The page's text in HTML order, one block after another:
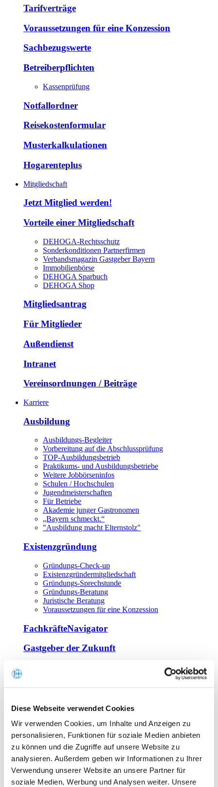
Diese Webseite verwendet Cookies
Wir verwenden Cookies, um Inhalte und Anzeigen zu
personalisieren, Funktionen für soziale Medien anbieten
zu können und die Zugriffe auf unsere Website zu
analysieren. Außerdem geben wir Informationen zu Ihrer
Verwendung unserer Website an unsere Partner für
soziale Medien, Werbung und Analysen weiter. Unsere
Tarifverträge
Voraussetzungen für eine Konzession
Sachbezugswerte
Betreiberpflichten
Kassenprüfung
Notfallordner
Reisekostenformular
Musterkalkulationen
Hogarenteplus
Mitgliedschaft
Jetzt Mitglied werden!
Vorteile einer Mitgliedschaft
DEHOGA-Rechtsschutz
Sonderkonditionen Partnerfirmen
Verbandsmagazin Gastgeber Bayern
Immobilienbörse
DEHOGA Sparbuch
DEHOGA Shop
Mitgliedsantrag
Für Mitglieder
Außendienst
Intranet
Vereinsordnungen / Beiträge
Karriere
Ausbildung
Ausbildungs-Begleiter
Vorbereitung auf die Abschlussprüfung
TOP-Ausbildungsbetrieb
Praktikums- und Ausbildungsbetriebe
Weitere Jobbörseninfos
Schulen / Hochschulen
Jugendmeisterschaften
Für Betriebe
Akademie junger Gastronomen
„Bayern schmeckt.“
"Ausbildung macht Elternstolz"
Existenzgründung
Gründungs-Check-up
Existenzgründermitgliedschaft
Gründungs-Sprechstunde
Gründungs-Beratung
Juristische Beratung
Voraussetzungen für eine Konzession
FachkräfteNavigator
Gastgeber der Zukunft
Offene Seminare
Tagen im Palais
Wirte-und Unternehmerbrief
Lernplattform BOUNTI
Partner
Branchennahe Organisationen